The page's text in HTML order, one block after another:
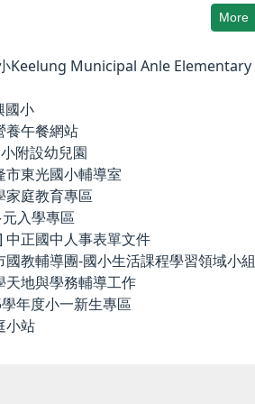
More
Keelung Municipal Anle Elementary
國小
養午餐網站
附設幼兒園
東光國小輔導室
家庭教育專區
入學專區
正國中人事表單文件
教輔導團-國小生活課程學習領域小組
地與學務輔導工作
年度小一新生專區
小站